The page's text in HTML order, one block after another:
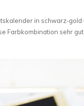
in schwarz-
Farbkombination sehr